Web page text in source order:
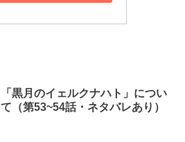
「黒月のイェルクナハト」につい
て（第53~54話・ネタバレあり）